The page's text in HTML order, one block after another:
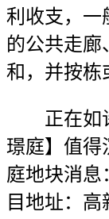
利收支，一
的公共走廊
和，并按栋
正在如许
璟庭】值得
庭地块消息
目地址：